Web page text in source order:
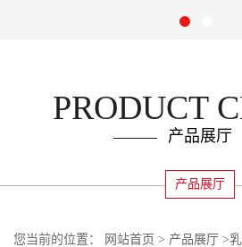
PRODUCT
产品展厅
产品展厅
您当前的位置： 网站首页 > 产品展厅 >